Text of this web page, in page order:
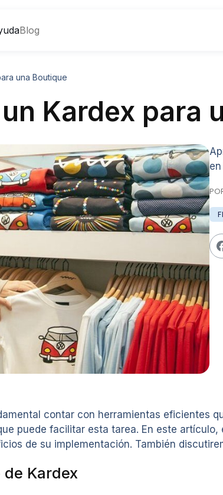
Blog
una Boutique
Kardex para
contar con herramientas eficientes
puede facilitar esta tarea. En este
de su implementación. También
Kardex